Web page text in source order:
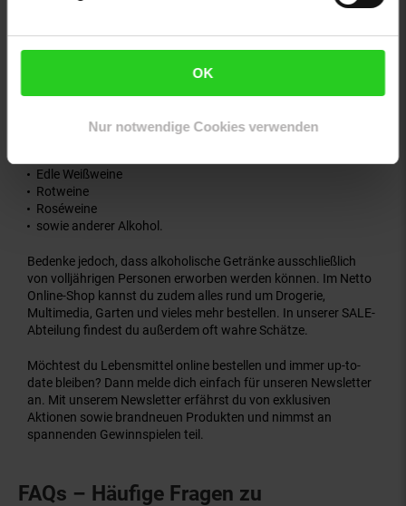
OK
Nur notwendige Cookies verwenden
bestellen, findest deine gewohnten Discountpreise und kannst
ohne Mindestbestellwert bequem von zu Hause aus einkaufen.
Edle Weißweine
Rotweine
Roséweine
sowie anderer Alkohol.
Bedenke jedoch, dass alkoholische Getränke ausschließlich
von volljährigen Personen erworben werden können. Im Netto
Online-Shop kannst du zudem alles rund um Drogerie,
Multimedia, Garten und vieles mehr bestellen. In unserer SALE-
Abteilung findest du außerdem oft wahre Schätze.
Möchtest du Lebensmittel online bestellen und immer up-to-
date bleiben? Dann melde dich einfach für unseren Newsletter
an. Mit unserem Newsletter erfährst du von exklusiven
Aktionen sowie brandneuen Produkten und nimmst an
spannenden Gewinnspielen teil.
FAQs – Häufige Fragen zu